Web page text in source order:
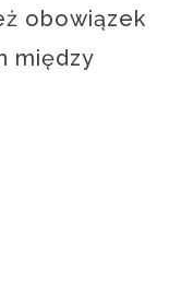
obowiązek
między